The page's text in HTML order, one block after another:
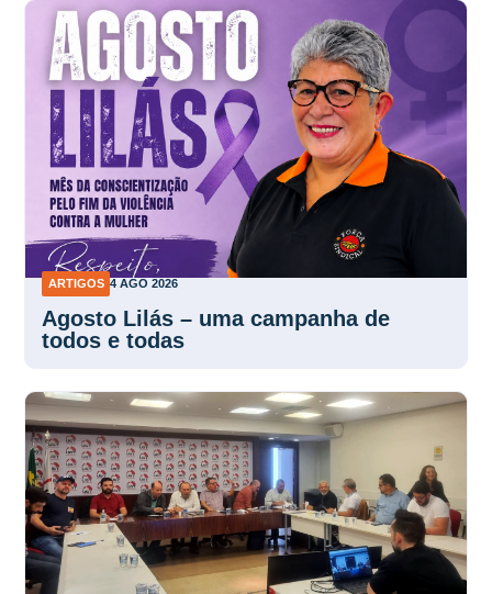
ARTIGOS 4 AGO 2026
Agosto Lilás – uma campanha de
todos e todas